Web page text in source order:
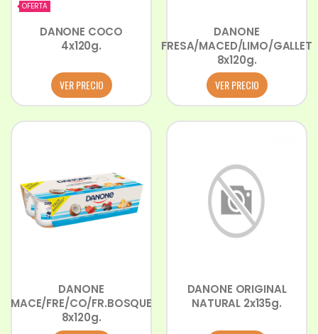
OFERTA
DANONE COCO
4x120g.
VER PRECIO
DANONE
FRESA/MACED/LIMO/GALLET
8x120g.
VER PRECIO
DANONE
MACE/FRE/CO/FR.BOSQUE
8x120g.
DANONE ORIGINAL
NATURAL 2x135g.